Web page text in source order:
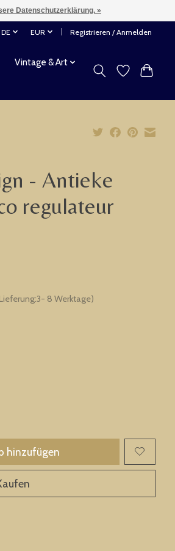
DE EUR Registrieren / Anmelden
Vintage & Art
- Antieke
regulateur
8 Werktage)
hinzufügen
Datenschutzerklärung. »